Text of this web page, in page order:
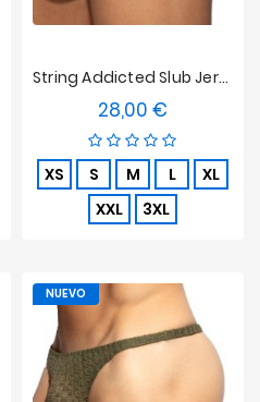
String Addicted Slub Jersey - Negro
28,00 €
XS S M L
XL
XXL
3XL
NUEVO